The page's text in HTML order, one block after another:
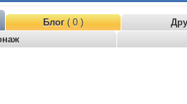
Блог( 0 )